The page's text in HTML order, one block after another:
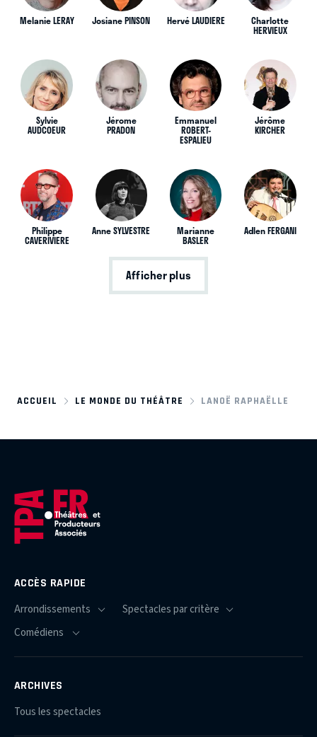
Melanie LERAY Josiane PINSON Hervé LAUDIERE Charlotte
HERVIEUX
Sylvie
AUDCOEUR
Jérome
PRADON
Emmanuel
ROBERT-
ESPALIEU
Jérôme
KIRCHER
Philippe
CAVERIVIERE
Anne SYLVESTRE Marianne
BASLER
Adlen FERGANI
Afficher plus
ACCUEIL LE MONDE DU THÉÂTRE LANOË RAPHAËLLE
ACCÈS RAPIDE
ARCHIVES
Tous les spectacles